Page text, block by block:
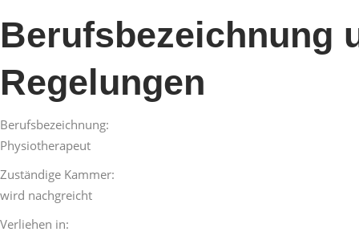
Berufsbezeichnung
Regelungen
Berufsbezeichnung:
Physiotherapeut
Zuständige Kammer:
wird nachgreicht
Verliehen in: